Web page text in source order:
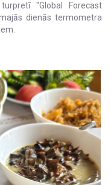
"Global Forecast
dienās termometra